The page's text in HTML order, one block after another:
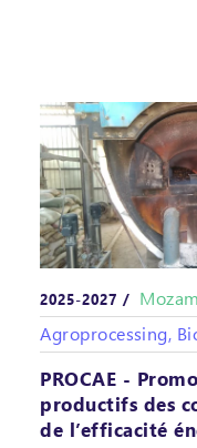
2025-2027 /
Agroprocessing,
PROCAE -
productifs des
de l’efficacité